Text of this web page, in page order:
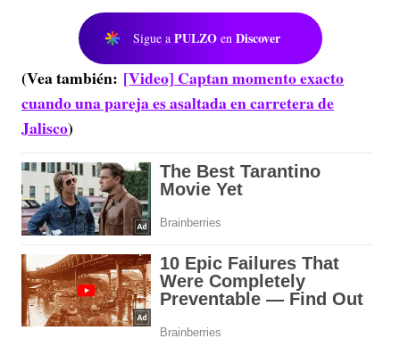
Sigue a PULZO en Discover
(Vea también: [Video] Captan momento exacto
cuando una pareja es asaltada en carretera de
Jalisco)